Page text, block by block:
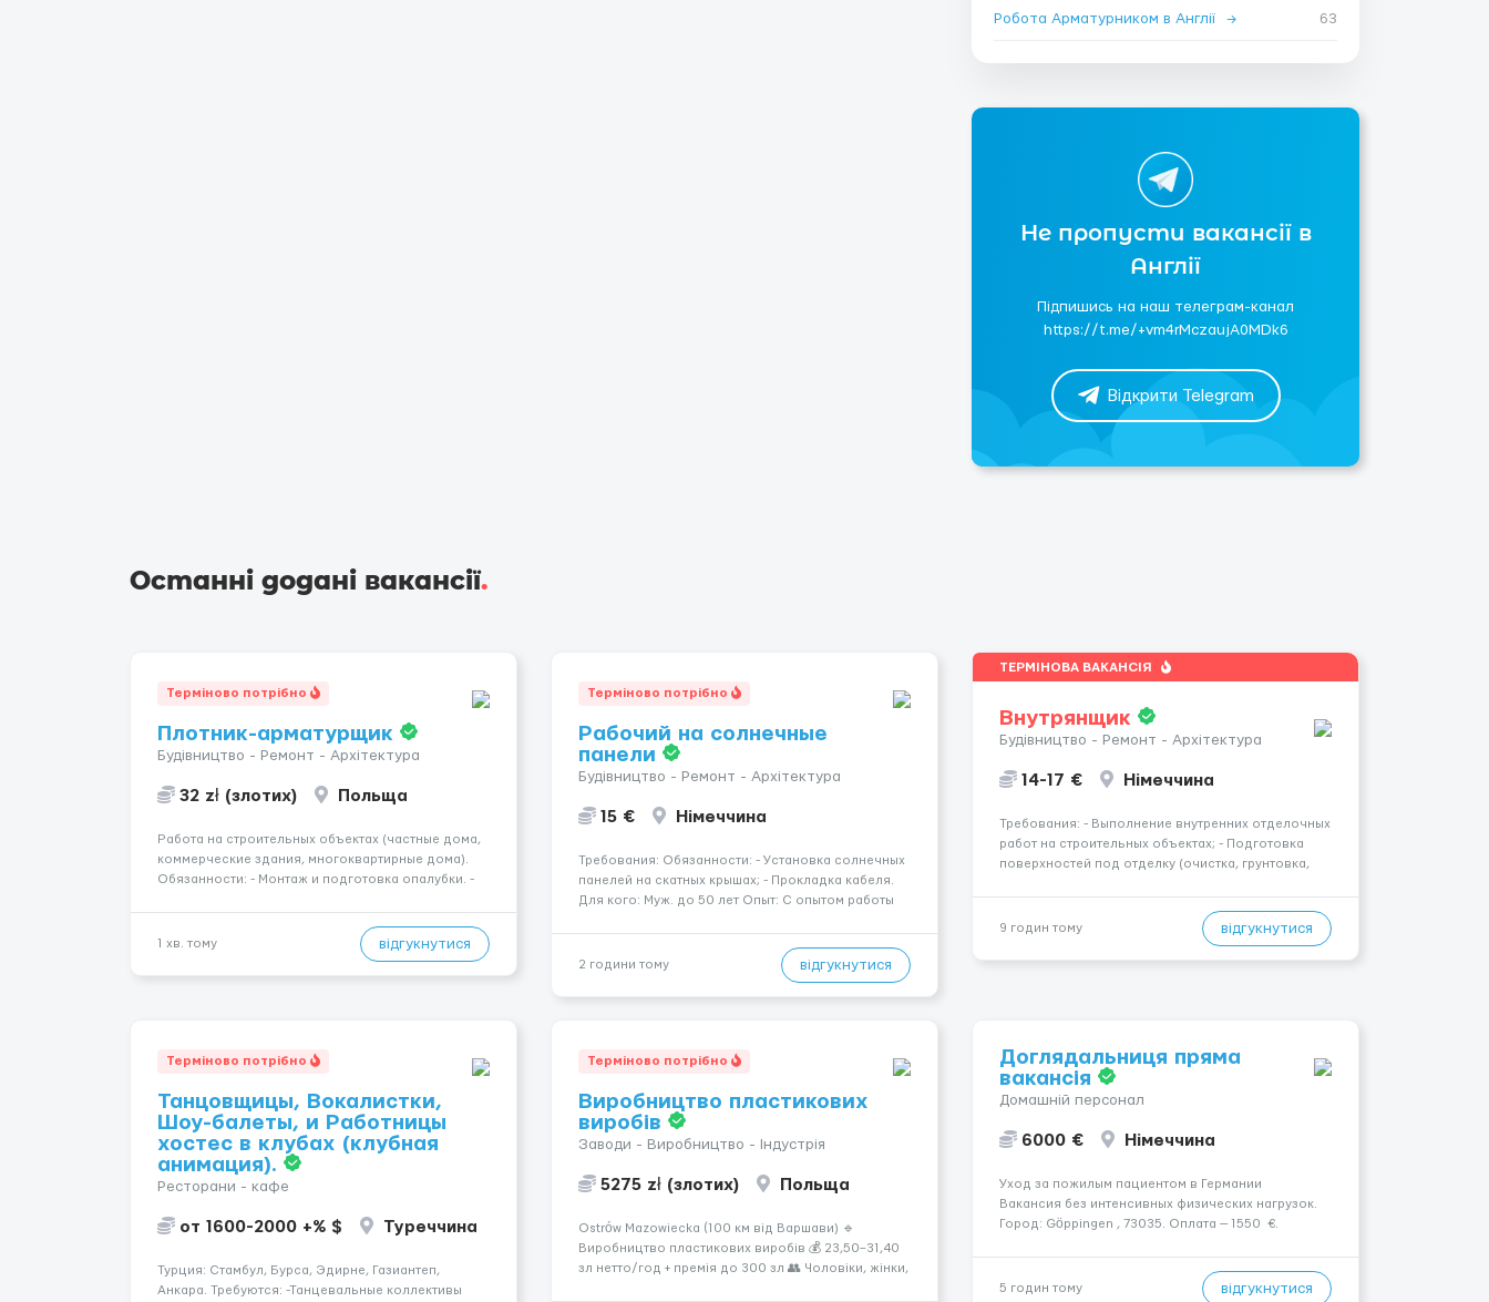
Робота Арматурником в Англії → 63
Не пропусти вакансії в
Англії
Підпишись на наш телеграм-канал
https://t.me/+vm4rMczaujA0MDk6
Відкрити Telegram
Останні додані вакансії.
Терміново потрібно
Плотник-арматурщик
Будівництво - Ремонт - Архітектура
32 zł (злотих) Польща
Работа на строительных объектах (частные дома,
коммерческие здания, многоквартирные дома).
Обязанности: - Монтаж и подготовка опалубки. -
арматурных стержней. - Заливка бетона. -
1 хв. тому відгукнутися
Терміново потрібно
Рабочий на солнечные
панели
Будівництво - Ремонт - Архітектура
15 € Німеччина
Требования: Обязанности: - Установка солнечных
панелей на скатных крышах; - Прокладка кабеля.
Для кого: Муж. до 50 лет Опыт: С опытом работы
Германия, Буцбах Условия...
2 години тому відгукнутися
ТЕРМІНОВА ВАКАНСІЯ
Внутрянщик
Будівництво - Ремонт - Архітектура
14-17 € Німеччина
Требования: - Выполнение внутренних отделочных
работ на строительных объектах; - Подготовка
поверхностей под отделку (очистка, грунтовка,
(стены, перегородки, потолки); - Укладка плитки на
9 годин тому відгукнутися
Терміново потрібно
Танцовщицы, Вокалистки,
Шоу-балеты, и Работницы
хостес в клубах (клубная
анимация).
Ресторани - кафе
от 1600-2000 +% $ Туреччина
Турция: Стамбул, Бурса, Эдирне, Газиантеп,
Анкара. Требуются: -Танцевальные коллективы
Терміново потрібно
Виробництво пластикових
виробів
Заводи - Виробництво - Індустрія
5275 zł (злотих) Польща
Ostrów Mazowiecka (100 км від Варшави) 🔹
Виробництво пластикових виробів 💰 23,50–31,40
зл нетто/год + премія до 300 зл 👥 Чоловіки, жінки,
Доглядальниця пряма
вакансія
Домашній персонал
6000 € Німеччина
Уход за пожилым пациентом в Германии
Вакансия без интенсивных физических нагрузок.
Город: Göppingen , 73035. Оплата — 1550 €.
Початкова стадія деменції. Ночной уход: ...
5 годин тому відгукнутися